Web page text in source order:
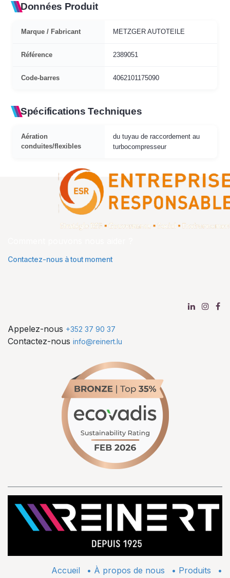
Données Produit
Marque / Fabricant METZGER AUTOTEILE
Référence 2389051
Code-barres 4062101175090
Spécifications Techniques
Aération
conduites/flexibles
du tuyau de raccordement au
turbocompresseur
Contactez-nous à tout moment
Appelez-nous +352 37 90 37
Contactez-nous info@reinert.lu
Accueil • À propos de nous • ​Produits
•